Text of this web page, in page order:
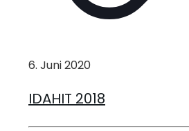
6. Juni 2020
IDAHIT 2018